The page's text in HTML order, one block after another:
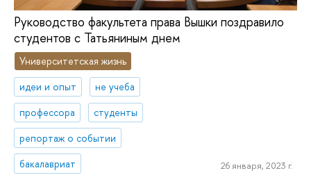
Руководство факультета права Вышки поздравило
студентов с Татьяниным днем
Университетская жизнь
идеи и опыт
не учеба
профессора
студенты
репортаж о событии
бакалавриат
26 января, 2023 г.